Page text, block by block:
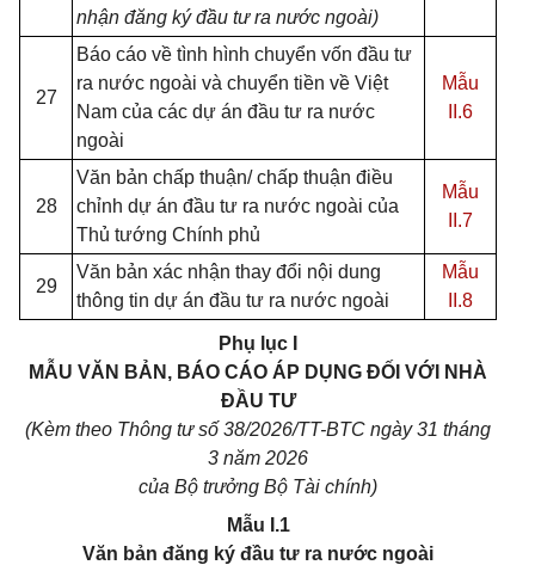
nhận đăng ký đầu tư ra nước ngoài)
27
Báo cáo về tình hình chuyển vốn đầu tư
ra nước ngoài và chuyển tiền về Việt
Nam của các dự án đầu tư ra nước
ngoài
Mẫu
II.6
28
Văn bản chấp thuận/ chấp thuận điều
chỉnh dự án đầu tư ra nước ngoài của
Thủ tướng Chính phủ
Mẫu
II.7
29
Văn bản xác nhận thay đổi nội dung
thông tin dự án đầu tư ra nước ngoài
Mẫu
II.8
Phụ lục I
MẪU VĂN BẢN, BÁO CÁO ÁP DỤNG ĐỐI VỚI NHÀ
ĐẦU TƯ
(Kèm theo Thông tư số 38/2026/TT-BTC ngày 31 tháng
3 năm 2026
của Bộ trưởng Bộ Tài chính)
Mẫu I.1
Văn bản đăng ký đầu tư ra nước ngoài